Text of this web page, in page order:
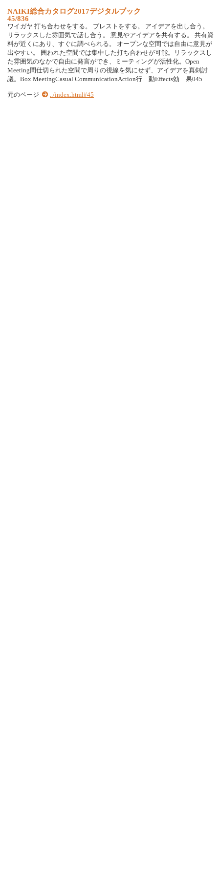
NAIKI総合カタ ログ2017デジタルブック
45/836
ワ イ ガヤ 打ち合わせをする。 ブ レス ト をする。 アイデアを出 し合う 。
リ ラ ッ ク ス し た雰囲気で話 し合う 。 意見やアイデアを共有する。 共有資
料が近 く にあ り 、 す ぐに調べられる。 オープンな空間では自 由に意見が
出やすい。 囲われた空間では集中 し た打ち合わせが可 能。 リ ラ ッ ク ス し
た雰囲気のなかで自 由に発言ができ 、 ミ ーテ ィ ングが活性化。 Open
Meeting間仕切 られた空間で周 り の視線を気にせず、 アイデアを真剣 討
議。 Box MeetingCasual CommunicationAction行 動Effects効 果045
元のページ ../index.html#45